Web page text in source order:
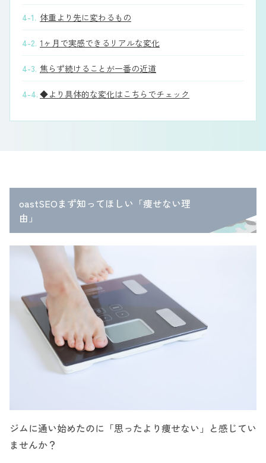
4-1. 体重より先に変わるもの
4-2. 1ヶ月で実感できるリアルな変化
4-3. 焦らず続けることが一番の近道
4-4. ◆より具体的な変化はこちらでチェック
oastSEOまず知ってほしい「痩せない理
由」
ジムに通い始めたのに「思ったより痩せない」と感じてい
ませんか？